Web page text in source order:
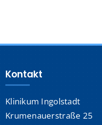
Kontakt
Karriere
Suche
nach:
Kontakt
Klinikum Ingolstadt
Krumenauerstraße 25